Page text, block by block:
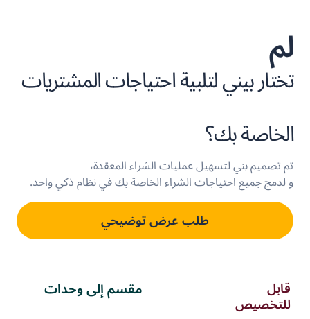
لم
تختار بيني لتلبية احتياجات المشتريات
الخاصة بك؟
تم تصميم بني لتسهيل عمليات الشراء المعقدة،
و لدمج جميع احتياجات الشراء الخاصة بك في نظام ذكي واحد.
طلب عرض توضيحي
قابل
للتخصيص
مقسم إلى وحدات